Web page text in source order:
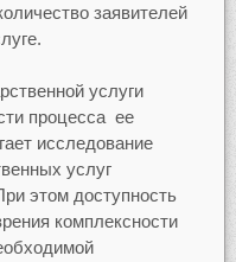
заявителей
услуги
процесса ее
исследование
услуг
этом доступность
комплексности